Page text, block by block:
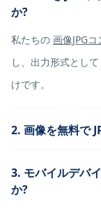
か?
私たちの 画像JPG
し、出力形式とし
けです。
2. 画像を無料で
3. モバイルデバ
か?